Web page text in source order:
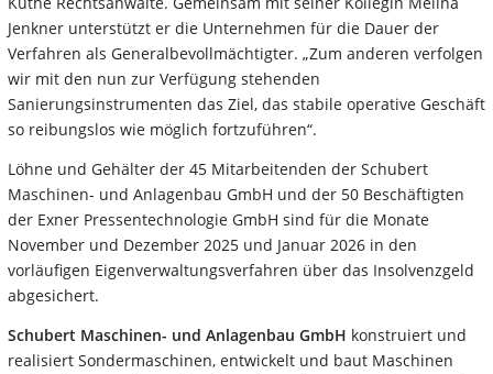
Jenkner unterstützt er die Unternehmen für die Dauer der
Verfahren als Generalbevollmächtigter. „Zum anderen verfolgen
wir mit den nun zur Verfügung stehenden
Sanierungsinstrumenten das Ziel, das stabile operative Geschäft
so reibungslos wie möglich fortzuführen“.
Löhne und Gehälter der 45 Mitarbeitenden der Schubert
Maschinen- und Anlagenbau GmbH und der 50 Beschäftigten
der Exner Pressentechnologie GmbH sind für die Monate
November und Dezember 2025 und Januar 2026 in den
vorläufigen Eigenverwaltungsverfahren über das Insolvenzgeld
abgesichert.
Schubert Maschinen- und Anlagenbau GmbH konstruiert und
realisiert Sondermaschinen, entwickelt und baut Maschinen